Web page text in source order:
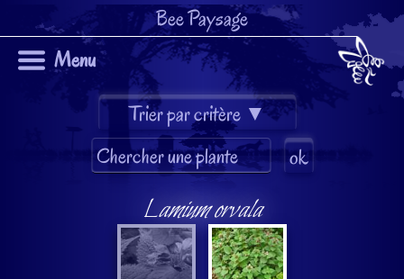
Bee Paysage
Menu
Lamium orvala